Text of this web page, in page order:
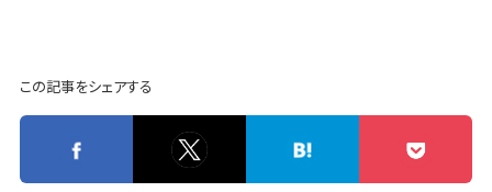
この記事をシェアする